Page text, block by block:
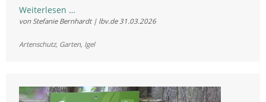
Weiterlesen …
trifft
Gemeinsam
für
von Stefanie Bernhardt | lbv.de 31.03.2026
Artenschutz, Garten, Igel